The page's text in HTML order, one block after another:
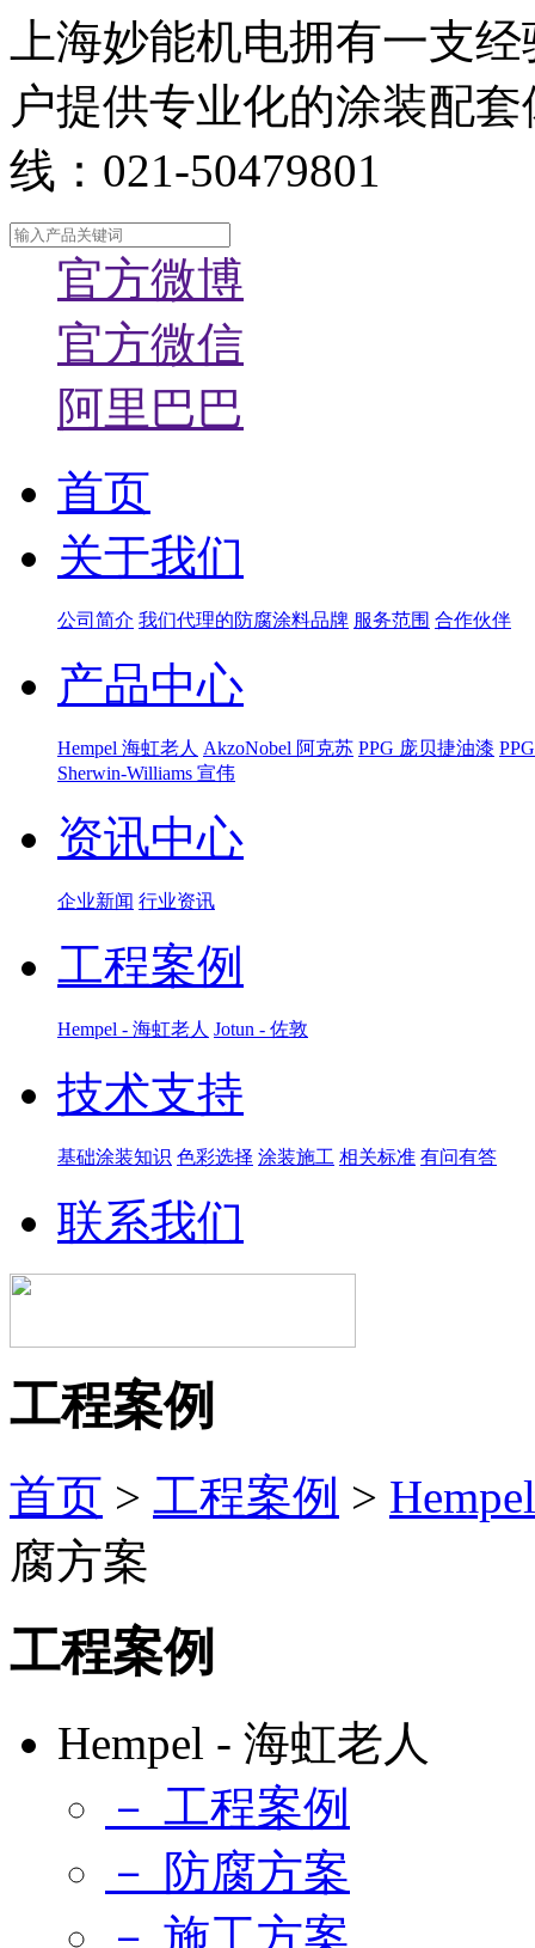
上海妙能机电拥有一支
户提供专业化的涂装配
线：021-50479801
官方微博
官方微信
阿里巴巴
首页
关于我们
公司简介 我们代理的防腐涂料品牌 服务范围 合作伙伴
产品中心
Hempel 海虹老人 AkzoNobel 阿克苏 PPG 庞贝捷油漆
Sherwin-Williams 宣伟
资讯中心
企业新闻 行业资讯
工程案例
Hempel - 海虹老人 Jotun - 佐敦
技术支持
基础涂装知识 色彩选择 涂装施工 相关标准 有问有答
联系我们
工程案例
首页 > 工程案例 >
腐方案
工程案例
Hempel - 海虹老人
－ 工程案例
－ 防腐方案
－ 施工方案